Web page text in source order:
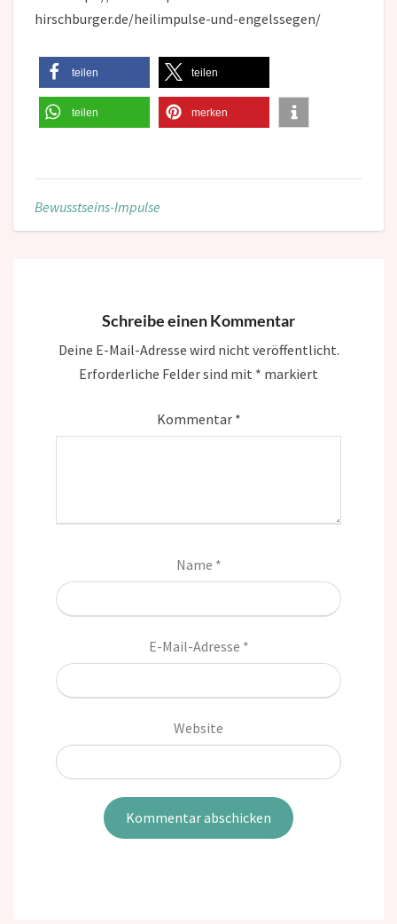
hirschburger.de/heilimpulse-und-engelssegen/
teilen teilen
teilen merken
Bewusstseins-Impulse
Schreibe einen Kommentar
Deine E-Mail-Adresse wird nicht veröffentlicht.
Erforderliche Felder sind mit * markiert
Kommentar *
Name *
E-Mail-Adresse *
Website